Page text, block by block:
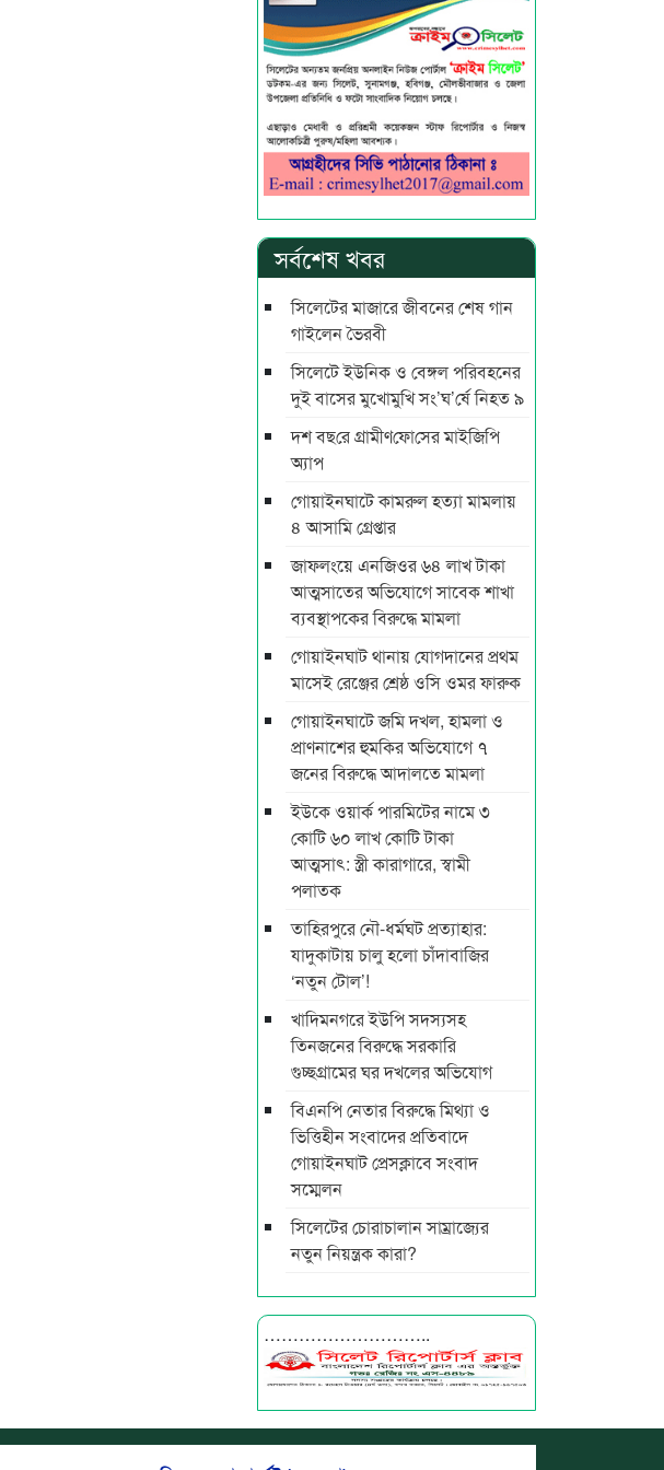
সর্বশেষ খবর
সিলেটের মাজারে জীবনের শেষ গান
গাইলেন ভৈরবী
সিলেটে ইউনিক ও বেঙ্গল পরিবহনের
দুই বাসের মুখোমুখি সং’ঘ’র্ষে নিহত ৯
দশ বছ‌রে গ্রামীণ‌ফো‌সের মাইজিপি
অ্যাপ
গোয়াইনঘাটে কামরুল হত্যা মামলায়
৪ আসামি গ্রেপ্তার
জাফলংয়ে এনজিওর ৬৪ লাখ টাকা
আত্মসাতের অভিযোগে সাবেক শাখা
ব্যবস্থাপকের বিরুদ্ধে মামলা
গোয়াইনঘাট থানায় যোগদানের প্রথম
মাসেই রেঞ্জের শ্রেষ্ঠ ওসি ওমর ফারুক
গোয়াইনঘাটে জমি দখল, হামলা ও
প্রাণনাশের হুমকির অভিযোগে ৭
জনের বিরুদ্ধে আদালতে মামলা
ইউকে ওয়ার্ক পারমিটের নামে ৩
কোটি ৬০ লাখ কোটি টাকা
আত্মসাৎ: স্ত্রী কারাগারে, স্বামী
পলাতক
তাহিরপুরে নৌ-ধর্মঘট প্রত্যাহার:
যাদুকাটায় চালু হলো চাঁদাবাজির
‘নতুন টোল’!
খাদিমনগরে ইউপি সদস্যসহ
তিনজনের বিরুদ্ধে সরকারি
গুচ্ছগ্রামের ঘর দখলের অভিযোগ
বিএনপি নেতার বিরুদ্ধে মিথ্যা ও
ভিত্তিহীন সংবাদের প্রতিবাদে
গোয়াইনঘাট প্রেসক্লাবে সংবাদ
সম্মেলন
সিলেটের চোরাচালান সাম্রাজ্যের
নতুন নিয়ন্ত্রক কারা?
………………………..